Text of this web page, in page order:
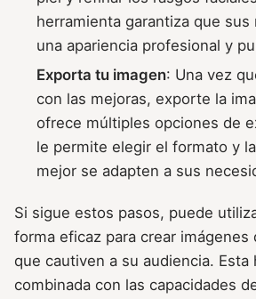
herramienta garantiza que
una apariencia profesional y
Exporta tu imagen: Una vez
con las mejoras, exporte la
ofrece múltiples opciones de
le permite elegir el formato y
mejor se adapten a sus
Si sigue estos pasos, puede
forma eficaz para crear imágenes
que cautiven a su audiencia. Esta
combinada con las capacidades